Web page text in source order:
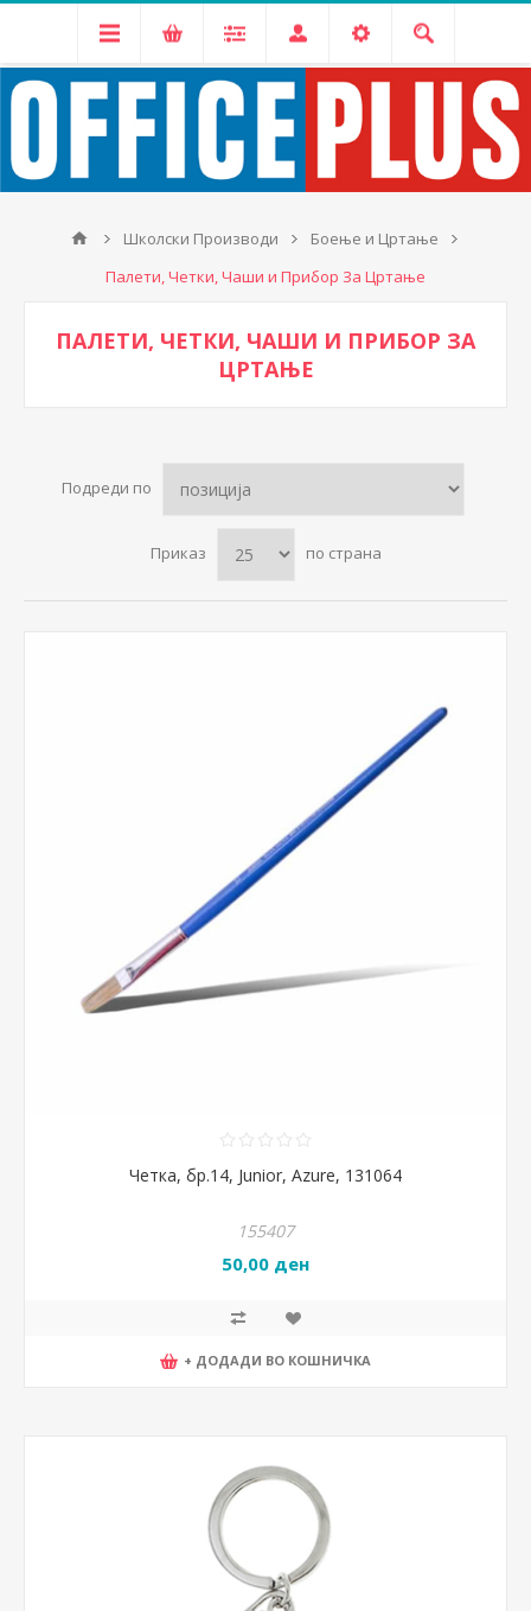
Школски Производи
Боење и Цртање
Палети, Четки, Чаши и Прибор За Цртање
ПАЛЕТИ, ЧЕТКИ, ЧАШИ И ПРИБОР ЗА
ЦРТАЊЕ
Подреди по
Приказ по страна
Четка, бр.14, Junior, Azure, 131064
155407
50,00 ден
+ ДОДАДИ ВО КОШНИЧКА